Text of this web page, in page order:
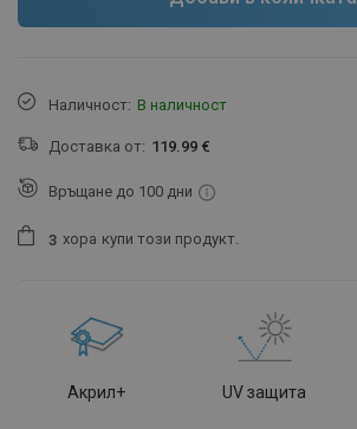
Наличност: В наличност
Доставка от: 119.99 €
Връщане до 100 дни
3 хора купи този продукт.
Акрил+ UV защита